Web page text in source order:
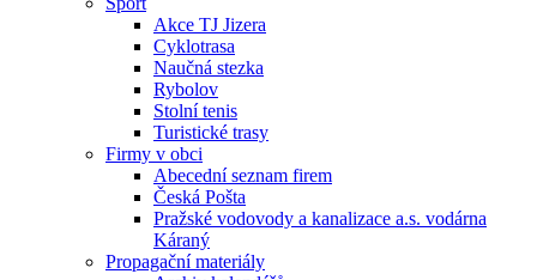
Akce TJ Jizera
Cyklotrasa
Naučná stezka
Rybolov
Stolní tenis
Turistické trasy
Firmy v obci
Abecední seznam firem
Česká Pošta
Pražské vodovody a kanalizace a.s. vodárna
Káraný
Propagační materiály